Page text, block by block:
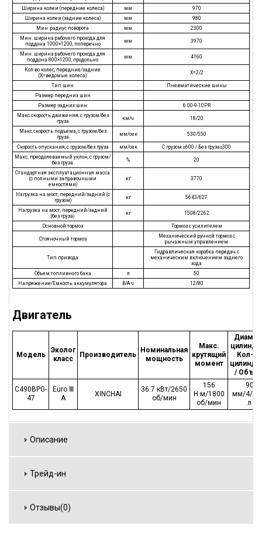
Ширина колеи (передние колеса)
мм
970
Ширина колеи (задние колеса)
мм
980
Мин. радиус поворота
мм
2300
Мин. ширина рабочего прохода для
поддона 1000×1200, поперечно
мм 3970
Мин. ширина рабочего прохода для
поддона 800×1200, продольно
мм 4160
Кол-во колес, передние/задние
(X=ведомые колеса)
X=2/2
Тип шин
Пневматические шины
Размер передних шин
Размер задних шин
6.00-9-10PR
Макс.скорость движения, с грузом/без
груза
км/ч 18/20
Макс.скорость подъема, с грузом/без
груза
мм/сек 530/550
Скорость опускания, с грузом/без груза мм/сек
С грузом ≤600 / Без груза≥300
Макс. преодолеваемый уклон, с грузом/
без груза
% 20
Стандартная эксплуатационная масса
(с полными заправочными
емкостями)
кг 3770
Нагрузка на мост, передний/задний (с
грузом)
кг 5643/627
Нагрузка на мост, передний/задний
(без груза)
кг 1508/2262
Основной тормоз Тормоз с усилителем
Стояночный тормоз
Механический ручной тормоз с
рычажным управлением
Тип привода
Гидравлическая коробка передач с
механическим включением заднего
хода
Объем топливного бака
л
50
Напряжение/Емкость аккумулятора
В/А·ч 12/80
Двигатель
Модель
Эколог
класс
Производитель
Номинальная
мощность
Макс.
крутящий
момент
Кол-во
/
C490BPG-
47
Euro Ⅲ
A
XINCHAI
36.7 кВт/2650
об/мин
156
Н·м/1800
об/мин
90
мм/4/
л
Описание
Трейд-ин
Отзывы(0)